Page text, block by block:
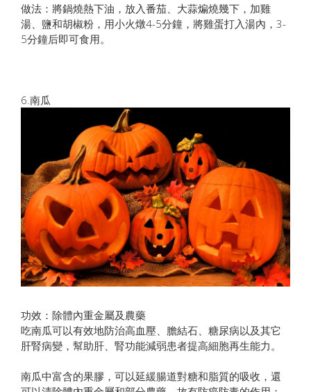
做法：將鍋燒熱下油，放入番茄、大蒜煸燒幾下，加雞
湯、鹽和胡椒粉，用小火燉4-5分鐘，將雞蛋打入湯內，3-
5分鐘后即可食用。
6.南瓜
功效：除體內重金屬及農藥
吃南瓜可以有效地防治高血壓、膽結石、糖尿病以及其它
肝腎病變，幫助肝、腎功能減弱患者提高細胞再生能力。
南瓜中富含的果膠，可以延緩腸道對糖和脂質的吸收，還